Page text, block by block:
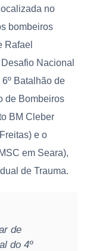
no
bombeiros
Rafael
Nacional
Batalhão de
de Bombeiros
BM Cleber
e o
em Seara),
de Trauma.
de
do 4º